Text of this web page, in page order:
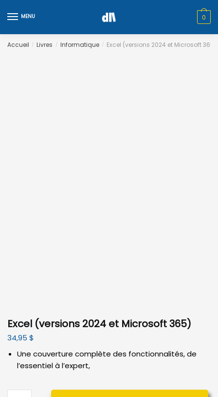
to
to
MENU 0
Accueil / Livres / Informatique / Excel (versions 2024 et Microsoft 365)
Excel (versions 2024 et Microsoft 365)
34,95 $
Une couverture complète des fonctionnalités, de
l’essentiel à l’expert,